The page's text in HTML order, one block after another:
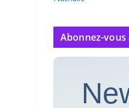
Abonnez-